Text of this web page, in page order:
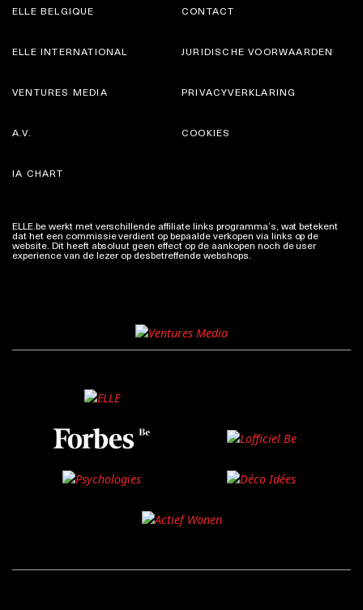
ELLE BELGIQUE CONTACT
ELLE INTERNATIONAL
VENTURES MEDIA
JURIDISCHE VOORWAARDEN
PRIVACYVERKLARING
A.V.
IA CHART
COOKIES
ELLE.be werkt met verschillende affiliate links programma’s, wat betekent
dat het een commissie verdient op bepaalde verkopen via links op de
website. Dit heeft absoluut geen effect op de aankopen noch de user
experience van de lezer op desbetreffende webshops.